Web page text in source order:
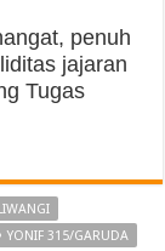
penuh
jajaran
Tugas
YONIF 315/GARUDA